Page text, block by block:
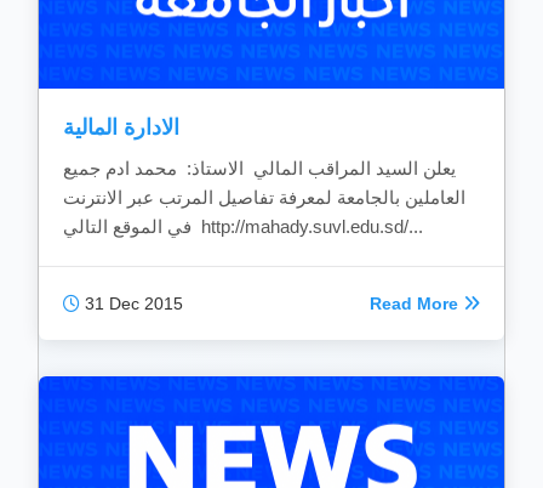
الادارة المالية
يعلن السيد المراقب المالي الاستاذ: محمد ادم جميع
العاملين بالجامعة لمعرفة تفاصيل المرتب عبر الانترنت
في الموقع التالي http://mahady.suvl.edu.sd/...
31 Dec 2015 Read More